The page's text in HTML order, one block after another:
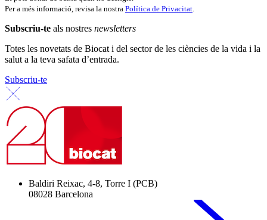
Per a més informació, revisa la nostra Política de Privacitat
Subscriu-te als nostres newsletters
Totes les novetats de Biocat i del sector de les ciències de la vida i la
salut a la teva safata d’entrada.
Subscriu-te
Baldiri Reixac, 4-8, Torre I (PCB)
08028 Barcelona